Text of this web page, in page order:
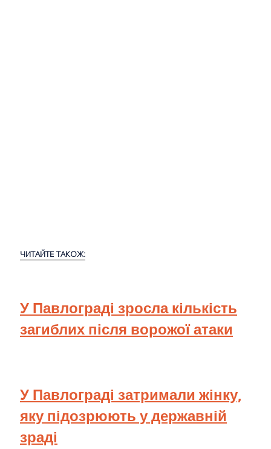
ЧИТАЙТЕ ТАКОЖ:
У Павлограді зросла кількість
загиблих після ворожої атаки
У Павлограді затримали жінку,
яку підозрюють у державній
зраді